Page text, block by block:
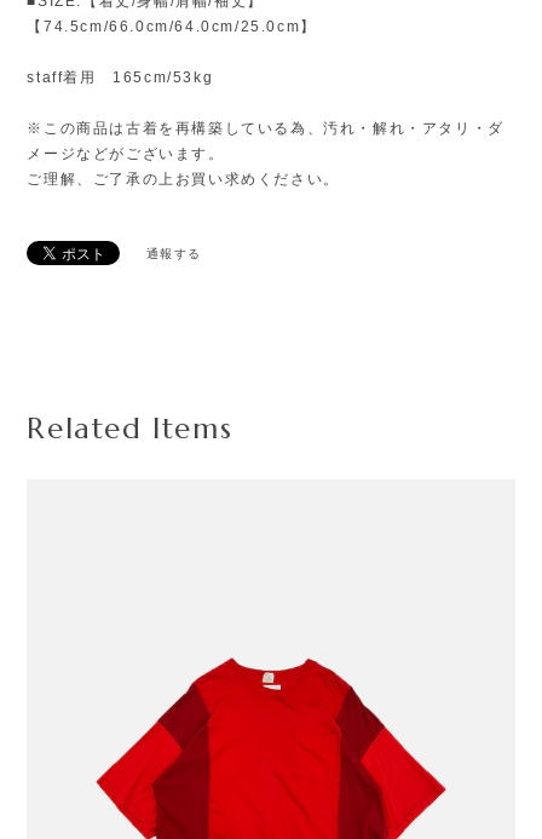
【74.5cm/66.0cm/64.0cm/25.0cm】
staff着用 165cm/53kg
※この商品は古着を再構築している為、汚れ・解れ・アタリ・ダ
メージなどがございます。
ご理解、ご了承の上お買い求めください。
通報する
Related Items